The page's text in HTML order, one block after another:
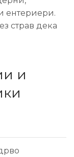
ентериери.
страв дека
и